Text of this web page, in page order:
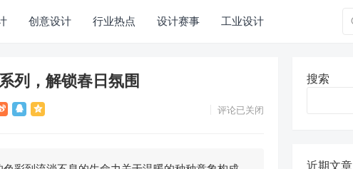
创意设计 行业热点 设计赛事 工业设计
列，解锁春日氛围
评论已关闭
搜索
近期文章